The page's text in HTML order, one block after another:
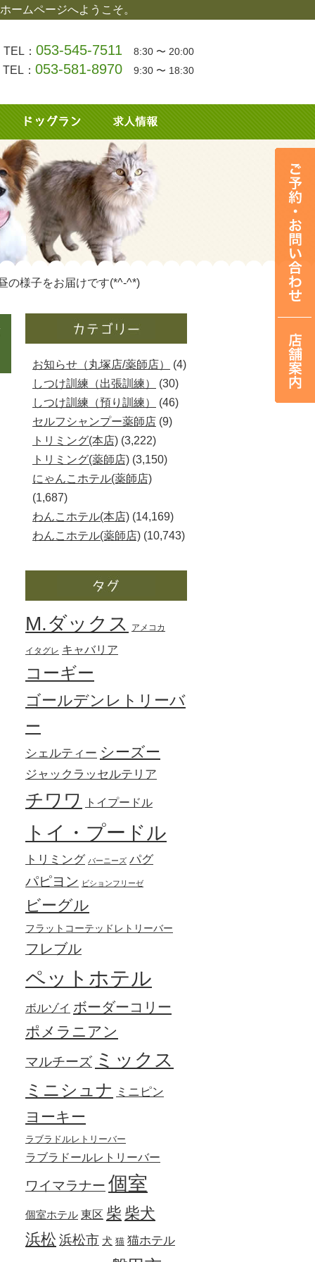
ームページへようこそ。
： 053-545-7511 8:30 〜 20:00
： 053-581-8970 9:30 〜 18:30
の様子をお届けです(*^-^*)
お知らせ（丸塚店/薬師店）
(4)
しつけ訓練（出張訓練）
(30)
しつけ訓練（預り訓練）
(46)
セルフシャンプー薬師店 (9)
トリミング(本店) (3,222)
トリミング(薬師店) (3,150)
にゃんこホテル(薬師店)
(1,687)
わんこホテル(本店) (14,169)
わんこホテル(薬師店) (10,743)
M.ダックス アメコカ
イタグレ キャバリア
コーギー
ゴールデンレトリーバ
ー
シェルティー シーズー
ジャックラッセルテリア
チワワ トイプードル
トイ・プードル
トリミング バーニーズ パグ
パピヨン ビションフリーゼ
ビーグル
フラットコーテッドレトリーバー
フレブル
ペットホテル
ボルゾイ ボーダーコリー
ポメラニアン
マルチーズ ミックス
ミニシュナ ミニピン
ヨーキー
ラブラドルレトリーバー
ラブラドールレトリーバー
ワイマラナー 個室
個室ホテル 東区 柴 柴犬
浜松 浜松市 犬 猫 猫ホテル